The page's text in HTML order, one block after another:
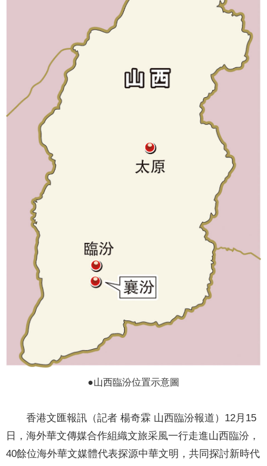
●山西臨汾位置示意圖
香港文匯報訊（記者 楊奇霖 山西臨汾報道）12月15
日，海外華文傳媒合作組織文旅采風一行走進山西臨汾，
40餘位海外華文媒體代表探源中華文明，共同探討新時代